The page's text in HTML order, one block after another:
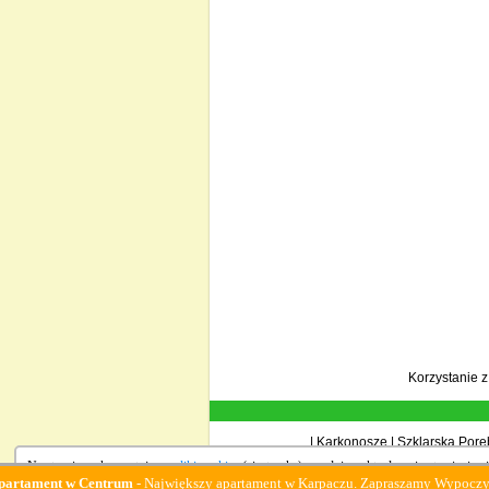
Korzystanie
|Karkonosze|Szklarska
Na stronie wykorzystujemypliki cookies(ciasteczka), zgodnie z aktualnymi
w Centrum- Największy apartament w Karpaczu. Zapraszamy Wypoczynek :-)